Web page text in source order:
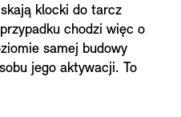
klocki do tarcz
chodzi więc o
samej budowy
jego aktywacji. To